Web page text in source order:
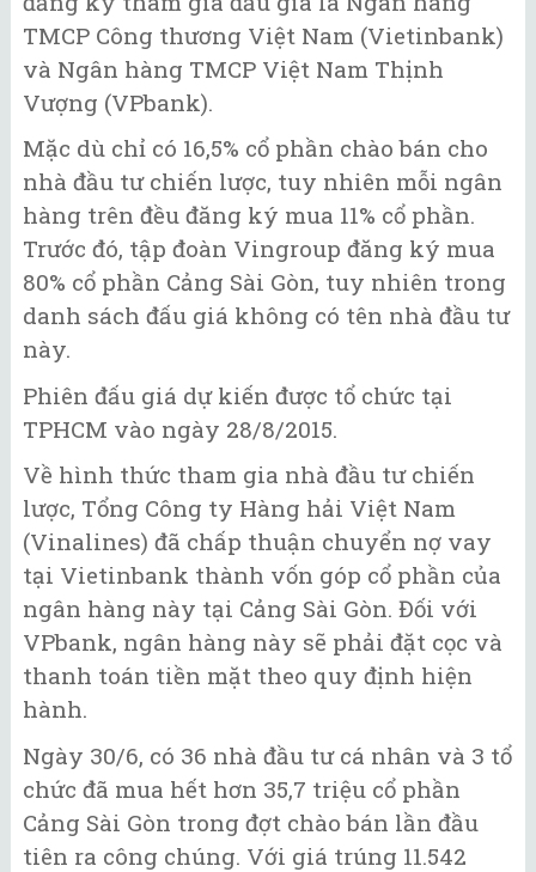
TMCP Công thương Việt Nam (Vietinbank)
và Ngân hàng TMCP Việt Nam Thịnh
Vượng (VPbank).
Mặc dù chỉ có 16,5% cổ phần chào bán cho
nhà đầu tư chiến lược, tuy nhiên mỗi ngân
hàng trên đều đăng ký mua 11% cổ phần.
Trước đó, tập đoàn Vingroup đăng ký mua
80% cổ phần Cảng Sài Gòn, tuy nhiên trong
danh sách đấu giá không có tên nhà đầu tư
này.
Phiên đấu giá dự kiến được tổ chức tại
TPHCM vào ngày 28/8/2015.
Về hình thức tham gia nhà đầu tư chiến
lược, Tổng Công ty Hàng hải Việt Nam
(Vinalines) đã chấp thuận chuyển nợ vay
tại Vietinbank thành vốn góp cổ phần của
ngân hàng này tại Cảng Sài Gòn. Đối với
VPbank, ngân hàng này sẽ phải đặt cọc và
thanh toán tiền mặt theo quy định hiện
hành.
Ngày 30/6, có 36 nhà đầu tư cá nhân và 3 tổ
chức đã mua hết hơn 35,7 triệu cổ phần
Cảng Sài Gòn trong đợt chào bán lần đầu
tiên ra công chúng. Với giá trúng 11.542